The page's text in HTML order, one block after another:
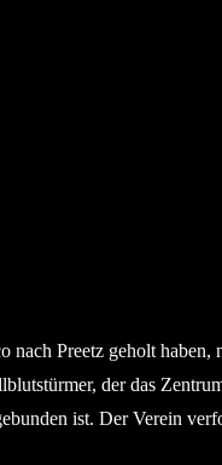
Preetz geholt
der das
ist. Der Verein